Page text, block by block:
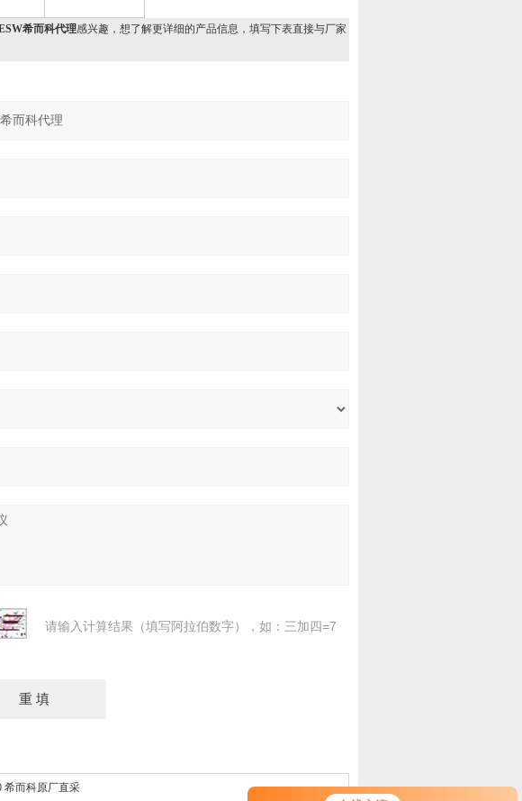
希而科代理感兴趣，想了解更详细的产品信息，填写下表直接与厂家
请输入计算结果（填写阿拉伯数字），如：三加四=7
希而科原厂直采